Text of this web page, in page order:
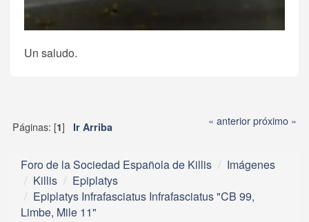
Un saludo.
Páginas: [1] Ir Arriba « anteriorpróximo »
Foro de la Sociedad Española de Killis
Imágenes
Killis
Epiplatys
Epiplatys Infrafasciatus Infrafasciatus "CB 99,
Limbe, Mile 11"